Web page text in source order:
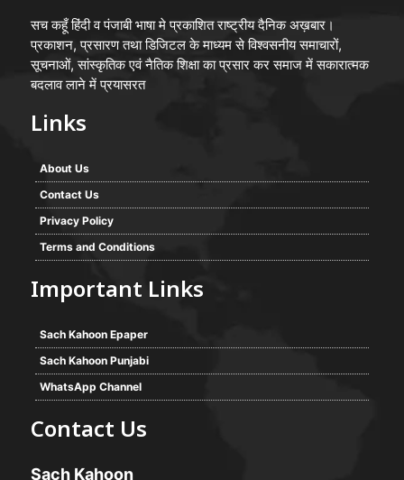
सच कहूँ हिंदी व पंजाबी भाषा मे प्रकाशित राष्ट्रीय दैनिक अख़बार।
प्रकाशन, प्रसारण तथा डिजिटल के माध्यम से विश्वसनीय समाचारों,
सूचनाओं, सांस्कृतिक एवं नैतिक शिक्षा का प्रसार कर समाज में सकारात्मक
बदलाव लाने में प्रयासरत
Links
About Us
Contact Us
Privacy Policy
Terms and Conditions
Important Links
Sach Kahoon Epaper
Sach Kahoon Punjabi
WhatsApp Channel
Contact Us
Sach Kahoon